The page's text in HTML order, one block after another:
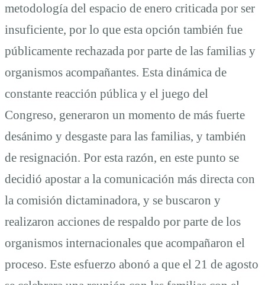
metodología del espacio de enero criticada por ser
insuficiente, por lo que esta opción también fue
públicamente rechazada por parte de las familias y
organismos acompañantes. Esta dinámica de
constante reacción pública y el juego del
Congreso, generaron un momento de más fuerte
desánimo y desgaste para las familias, y también
de resignación. Por esta razón, en este punto se
decidió apostar a la comunicación más directa con
la comisión dictaminadora, y se buscaron y
realizaron acciones de respaldo por parte de los
organismos internacionales que acompañaron el
proceso. Este esfuerzo abonó a que el 21 de agosto